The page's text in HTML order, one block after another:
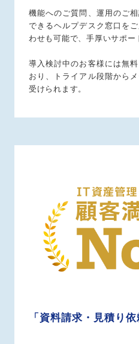
機能へのご質問、運用のご
できるヘルプデスク窓口を
わせも可能で、手厚いサポー
導入検討中のお客様には無
おり、トライアル段階から
受けられます。
「資料請求・見積り